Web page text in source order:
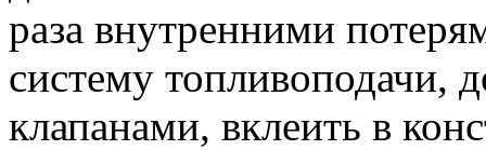
раза внутренними
систему топливоподачи,
клапанами, вклеить в